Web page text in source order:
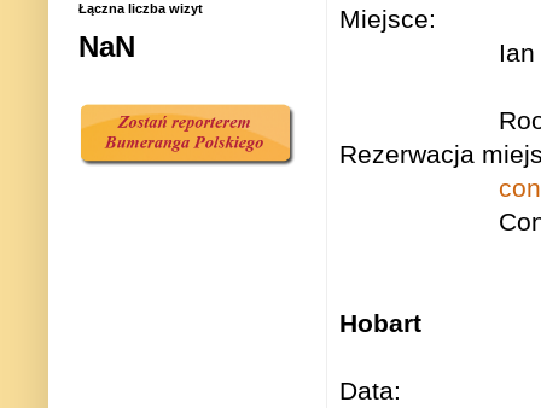
Miejsce:
Rezerwacja
Hobart
Data:
Łączna liczba wizyt
NaN